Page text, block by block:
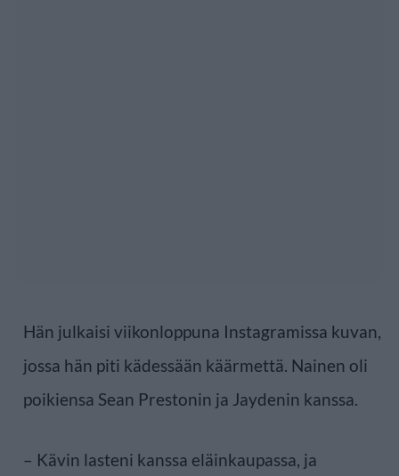
Hän julkaisi viikonloppuna Instagramissa kuvan,
jossa hän piti kädessään käärmettä. Nainen oli
poikiensa Sean Prestonin ja Jaydenin kanssa.
– Kävin lasteni kanssa eläinkaupassa, ja